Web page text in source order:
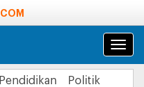
COM
Pendidikan
Politik